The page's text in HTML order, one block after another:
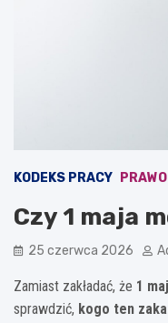
KODEKS PRACY PRAWO
Czy 1 maja
25 czerwca 2026
Zamiast zakładać, że 1
sprawdzić, kogo ten